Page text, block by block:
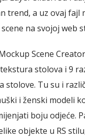
trend, a uz ovaj fajl
na svojoj web
Scene
stolova i 9
stolove. Tu su i
i ženski modeli
boju odjeće.
objekte u RS